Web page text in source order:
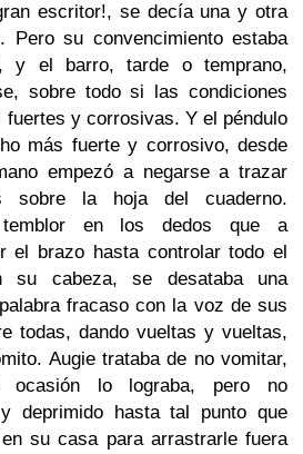
escritor!, se decía una y otra
Pero su convencimiento estaba
y el barro, tarde o temprano,
sobre todo si las condiciones
fuertes y corrosivas. Y el péndulo
más fuerte y corrosivo, desde
empezó a negarse a trazar
sobre la hoja del cuaderno.
en los dedos que a
el brazo hasta controlar todo el
su cabeza, se desataba una
fracaso con la voz de sus
todas, dando vueltas y vueltas,
Augie trataba de no vomitar,
lo lograba, pero no
deprimido hasta tal punto que
su casa para arrastrarle fuera